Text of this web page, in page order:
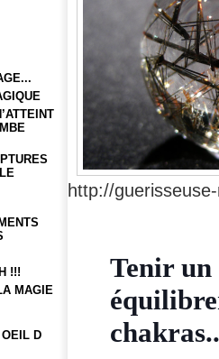
!!!
MAGIE
D
http://
Tenir un